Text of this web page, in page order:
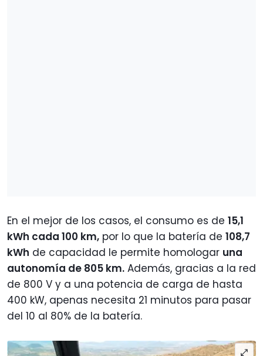
En el mejor de los casos, el consumo es de 15,1
kWh cada 100 km, por lo que la batería de 108,7
kWh de capacidad le permite homologar una
autonomía de 805 km. Además, gracias a la red
de 800 V y a una potencia de carga de hasta
400 kW, apenas necesita 21 minutos para pasar
del 10 al 80% de la batería.